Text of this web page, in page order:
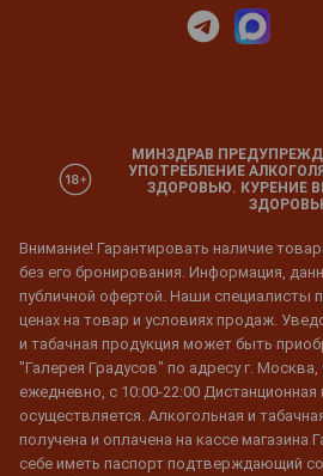
МИНЗДРАВ
УПОТРЕБЛЕНИЕ
ЗДОРОВЬЮ. КУРЕНИЕ
Внимание! Гарантировать наличие
без его бронирования. Информация,
публичной офертой. Наши специалисты
ценах на товар и условиях продаж.
и табачная продукция может быть
"Галерея Градусов" по адресу г.
ежедневно, с 10:00-22:00
осуществляется. Алкогольная и
получена и оплачена на кассе магазина
себе иметь паспорт подтверждающий